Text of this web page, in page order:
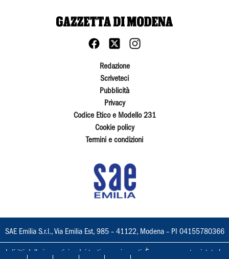
Redazione
Scriveteci
Pubblicità
Privacy
Codice Etico e Modello 231
Cookie policy
Termini e condizioni
SAE Emilia S.r.l., Via Emilia Est, 985 – 41122, Modena – PI 04155780366
I diritti delle immagini e dei testi sono riservati. È espressamente vietata la